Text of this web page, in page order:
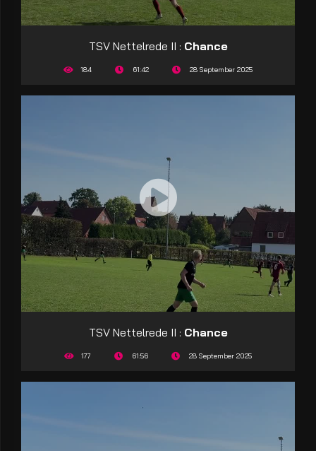
TSV Nettelrede II : Chance
184 61:42 28 September 2025
TSV Nettelrede II : Chance
177 61:56 28 September 2025